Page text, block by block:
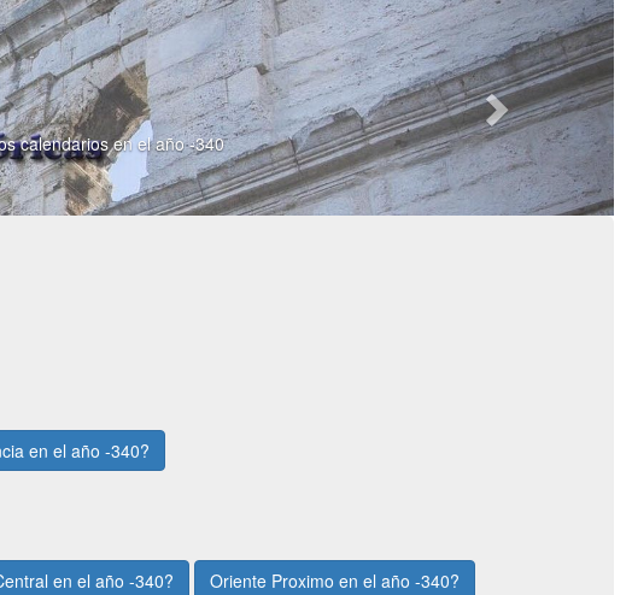
calendarios en el año -340
en el año -340?
en el año -340?
Oriente Proximo en el año -340?